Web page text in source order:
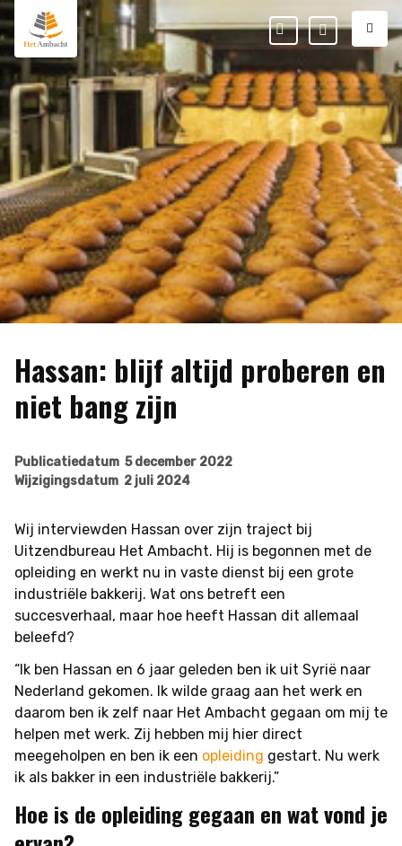
Mijn
Ambacht
Favorieten
Hassan: blijf altijd proberen en
niet bang zijn
Publicatiedatum 5 december 2022
Wijzigingsdatum 2 juli 2024
Wij interviewden Hassan over zijn traject bij
Uitzendbureau Het Ambacht. Hij is begonnen met de
opleiding en werkt nu in vaste dienst bij een grote
industriële bakkerij. Wat ons betreft een
succesverhaal, maar hoe heeft Hassan dit allemaal
beleefd?
“Ik ben Hassan en 6 jaar geleden ben ik uit Syrië naar
Nederland gekomen. Ik wilde graag aan het werk en
daarom ben ik zelf naar Het Ambacht gegaan om mij te
helpen met werk. Zij hebben mij hier direct
meegeholpen en ben ik een opleiding gestart. Nu werk
ik als bakker in een industriële bakkerij.”
Hoe is de opleiding gegaan en wat vond je